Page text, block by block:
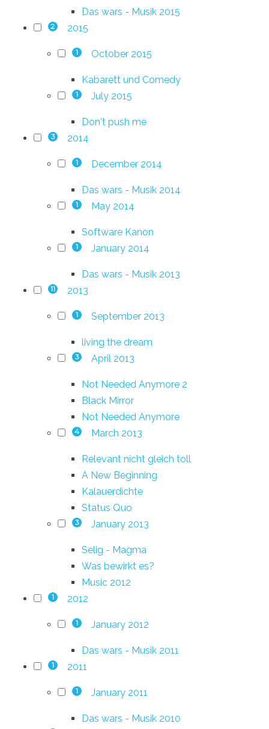
Das wars - Musik 2015
2 2015
1 October 2015
Kabarett und Comedy
1 July 2015
Don't push me
3 2014
1 December 2014
Das wars - Musik 2014
1 May 2014
Software Kanon
1 January 2014
Das wars - Musik 2013
11 2013
1 September 2013
living the dream
3 April 2013
Not Needed Anymore 2
Black Mirror
Not Needed Anymore
4 March 2013
Relevant nicht gleich toll
A New Beginning
Kalauerdichte
Status Quo
3 January 2013
Selig - Magma
Was bewirkt es?
Music 2012
1 2012
1 January 2012
Das wars - Musik 2011
1 2011
1 January 2011
Das wars - Musik 2010